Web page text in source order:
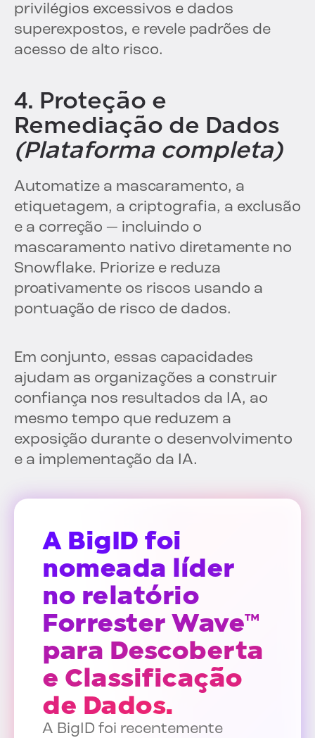
privilégios excessivos e dados
superexpostos, e revele padrões de
acesso de alto risco.
4. Proteção e
Remediação de Dados
(Plataforma completa)
Automatize a mascaramento, a
etiquetagem, a criptografia, a exclusão
e a correção — incluindo o
mascaramento nativo diretamente no
Snowflake. Priorize e reduza
proativamente os riscos usando a
pontuação de risco de dados.
Em conjunto, essas capacidades
ajudam as organizações a construir
confiança nos resultados da IA, ao
mesmo tempo que reduzem a
exposição durante o desenvolvimento
e a implementação da IA.
A BigID foi
nomeada líder
no relatório
Forrester Wave™
para Descoberta
e Classificação
de Dados.
A BigID foi recentemente